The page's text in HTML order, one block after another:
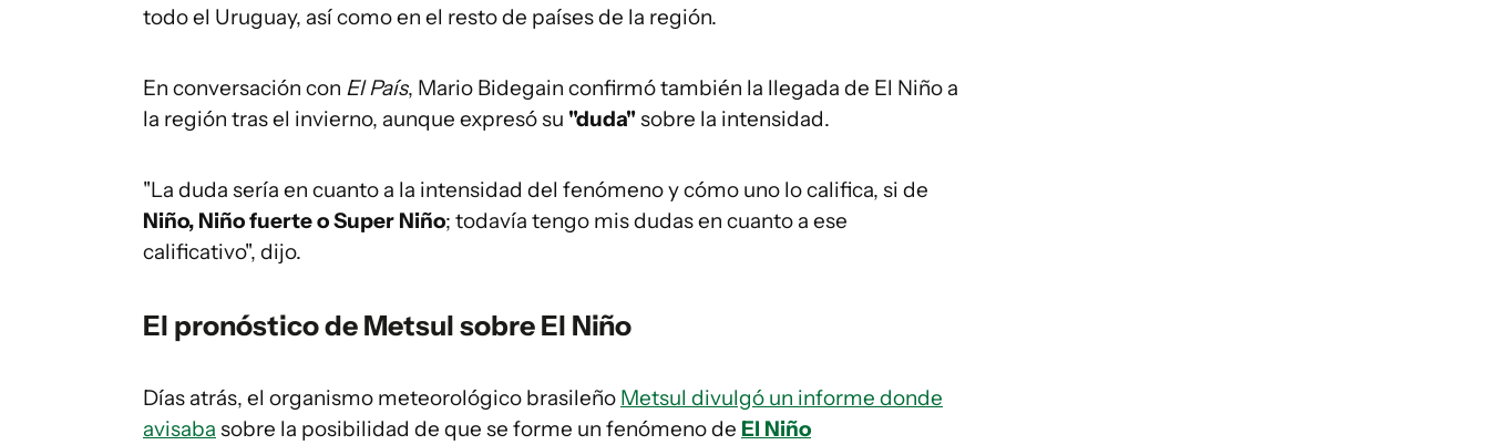
todo el Uruguay, así como en el resto de países de la región.
En conversación con El País, Mario Bidegain confirmó también la llegada de El Niño a
la región tras el invierno, aunque expresó su "duda"sobre la intensidad.
"La duda sería en cuanto a la intensidad del fenómeno y cómo uno lo califica, si de
Niño, Niño fuerte o Super Niño; todavía tengo mis dudas en cuanto a ese
calificativo", dijo.
El pronóstico de Metsul sobre El Niño
Días atrás, el organismo meteorológico brasileño Metsul divulgó un informe donde
avisaba sobre la posibilidad de que se forme un fenómeno de El Niño